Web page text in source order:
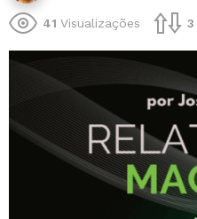
41 Visualizações 3